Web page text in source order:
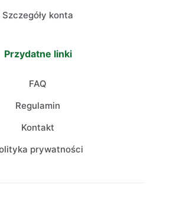
Szczegóły konta
Przydatne linki
FAQ
Regulamin
Kontakt
prywatności